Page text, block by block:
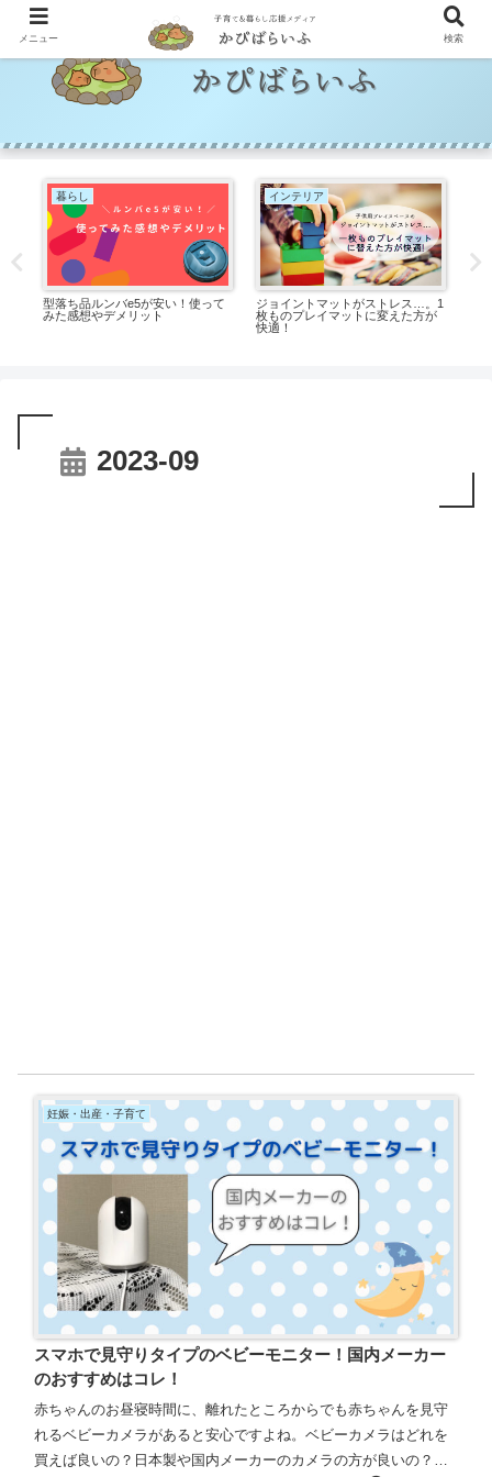
暮らし
型落ち品ルンバe5が安い！使って
みた感想やデメリット
インテリア
ジョイントマットがストレス…。1
枚ものプレイマットに変えた方が
快適！
2023-09
妊娠・出産・子育て
スマホで見守りタイプのベビーモニター！国内メーカー
のおすすめはコレ！
赤ちゃんのお昼寝時間に、離れたところからでも赤ちゃんを見守
れるベビーカメラがあると安心ですよね。ベビーカメラはどれを
買えば良いの？日本製や国内メーカーのカメラの方が良いの？と
メニュー 検索